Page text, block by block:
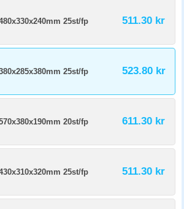
25st/fp 511.30 kr
25st/fp 523.80 kr
20st/fp 611.30 kr
25st/fp 511.30 kr